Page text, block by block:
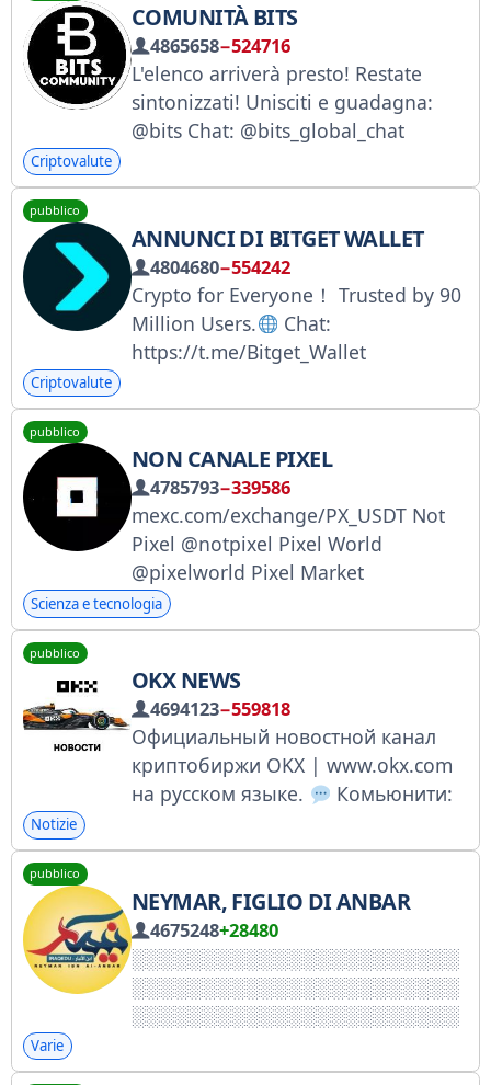
COMUNITÀ BITS
4865658−524716
L'elenco arriverà presto! Restate
sintonizzati! Unisciti e guadagna:
@bits Chat: @bits_global_chat
Criptovalute
pubblico
ANNUNCI DI BITGET WALLET
4804680−554242
Crypto for Everyone！ Trusted by 90
Million Users.
Chat:
https://t.me/Bitget_Wallet
https://bitgetwallet.onelink.me/6Vx1
Criptovalute
pubblico
NON CANALE PIXEL
4785793−339586
mexc.com/exchange/PX_USDT Not
Pixel @notpixel Pixel World
@pixelworld Pixel Market
@pixelmarket notpixel.org /
pw.game x.com/notpixelx
Scienza e tecnologia
pubblico
OKX NEWS
4694123−559818
Официальный новостной канал
криптобиржи OKX | www.okx.com
на русском языке.
Комьюнити:
партнерства: @okx_serhii
Notizie
pubblico
NEYMAR, FIGLIO DI ANBAR
4675248+28480
Varie